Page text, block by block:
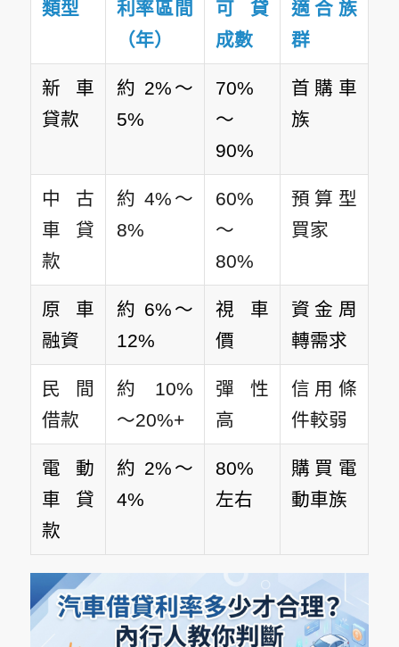
類型
利率區間
（年）
可貸
成數
適合族
群
新車
貸款
約 2%～
5%
70%
～
90%
首購車
族
中古
車貸
款
約 4%～
8%
60%
～
80%
預算型
買家
原車
融資
約 6%～
12%
視車
價
資金周
轉需求
民間
借款
約 10%
～20%+
彈性
高
信用條
件較弱
電動
車貸
款
約 2%～
4%
80%
左右
購買電
動車族